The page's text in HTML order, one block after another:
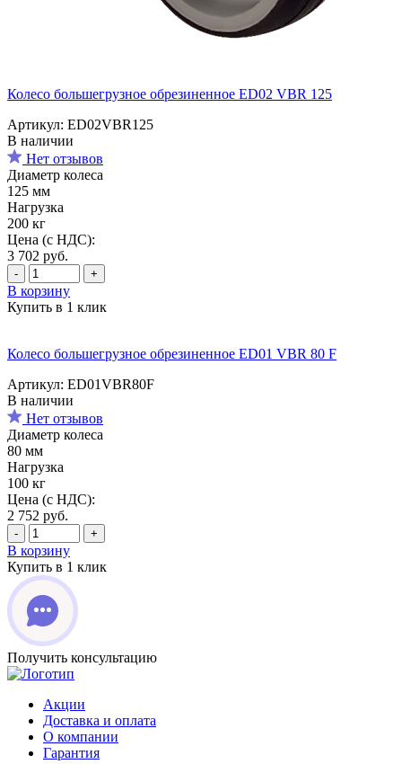
Колесо большегрузное обрезиненное ED02 VBR 125
Артикул: ED02VBR125
В наличии
Нет отзывов
Диаметр колеса
125 мм
Нагрузка
200 кг
Цена (с НДС):
3 702 руб.
- +
В корзину
Купить в 1 клик
Колесо большегрузное обрезиненное ED01 VBR 80 F
Артикул: ED01VBR80F
В наличии
Нет отзывов
Диаметр колеса
80 мм
Нагрузка
100 кг
Цена (с НДС):
2 752 руб.
- +
В корзину
Купить в 1 клик
Получить консультацию
Акции
Доставка и оплата
О компании
Гарантия